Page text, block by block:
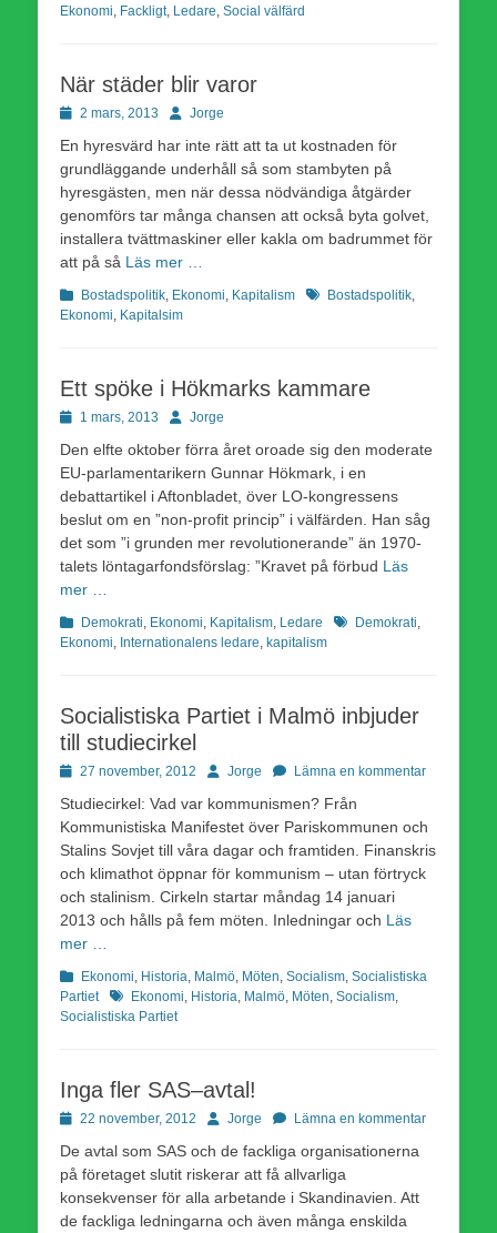
Ekonomi Fackligt, Ledare Social välfärd
När städer blir varor
Publicerad
2 mars, 2013 Författare
Jorge
En hyresvärd har inte rätt att ta ut kostnaden för
grundläggande underhåll så som stambyten på
hyresgästen, men när dessa nödvändiga åtgärder
genomförs tar många chansen att också byta golvet,
installera tvättmaskiner eller kakla om badrummet för
att på så Läs mer …
Kategorier
Bostadspolitik Ekonomi Kapitalism EtiketterBostadspolitik
Ekonomi Kapitalsim
Ett spöke i Hökmarks kammare
Publicerad
1 mars, 2013 Författare
Jorge
Den elfte oktober förra året oroade sig den moderate
EU-parlamentarikern Gunnar Hökmark, i en
debattartikel i Aftonbladet, över LO-kongressens
beslut om en ”non-profit princip” i välfärden. Han såg
det som ”i grunden mer revolutionerande” än 1970-
talets löntagarfondsförslag: ”Kravet på förbud Läs
mer …
Kategorier
Demokrati Ekonomi Kapitalism Ledare EtiketterDemokrati
Ekonomi Internationalens ledare kapitalism
Socialistiska Partiet i Malmö inbjuder
till studiecirkel
Publicerad
27 november, 2012 Författare
Jorge Lämna en kommentar
Studiecirkel: Vad var kommunismen? Från
Kommunistiska Manifestet över Pariskommunen och
Stalins Sovjet till våra dagar och framtiden. Finanskris
och klimathot öppnar för kommunism – utan förtryck
och stalinism. Cirkeln startar måndag 14 januari
2013 och hålls på fem möten. Inledningar och Läs
mer …
Kategorier
Ekonomi Historia Malmö Möten Socialism Socialistiska
Partiet
EtiketterEkonomi Historia Malmö Möten Socialism
Socialistiska Partiet
Inga fler SAS–avtal!
Publicerad
22 november, 2012 Författare
Jorge Lämna en kommentar
De avtal som SAS och de fackliga organisationerna
på företaget slutit riskerar att få allvarliga
konsekvenser för alla arbetande i Skandinavien. Att
de fackliga ledningarna och även många enskilda